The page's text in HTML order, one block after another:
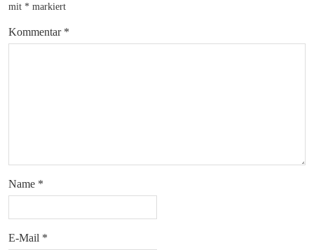
mit * markiert
Kommentar *
Name *
E-Mail *